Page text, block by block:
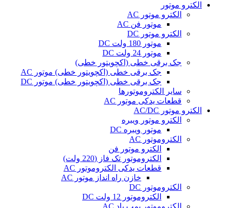
الکترو موتور
الکترو موتور AC
موتور فن AC
الکترو موتور DC
موتور 180 ولت DC
موتور 24 ولت DC
جک برقی خطی (اکچویتور خطی)
جک برقی خطی (اکچویتور خطی) موتور AC
جک برقی خطی (اکچویتور خطی) موتور DC
سایر الکتروموتورها
قطعات یدکی موتور AC
الکترو موتور AC/DC
الکترو موتور ویبره
موتور ویبره DC
الکتروموتور AC
الکترو موتور فن
الکتروموتور تک فاز (220 ولت)
قطعات یدکی الکتروموتور AC
خازن راه انداز موتور AC
الکتروموتور DC
الکتروموتور 12 ولت DC